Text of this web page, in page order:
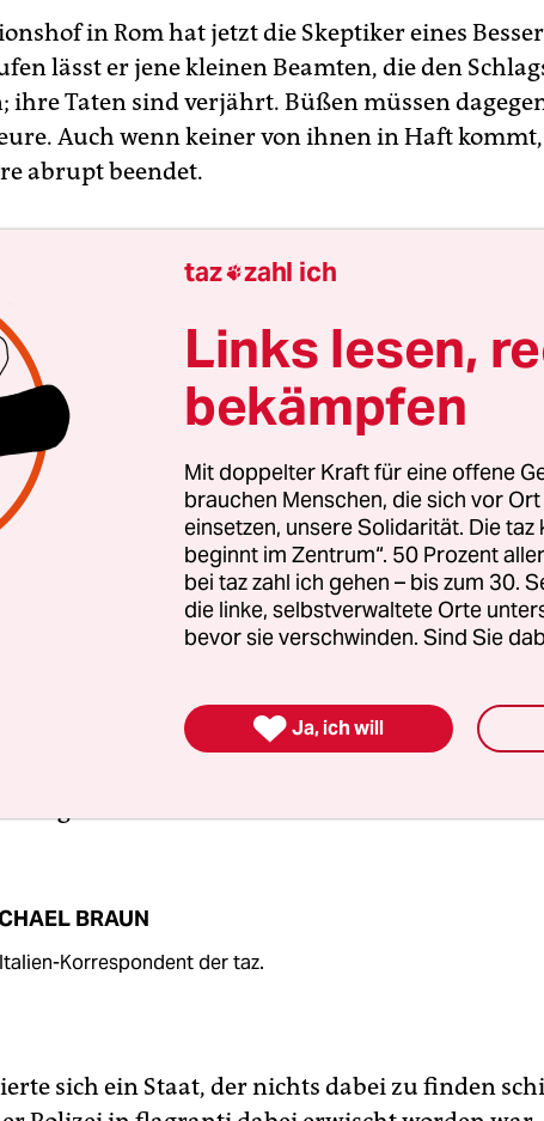
in Rom hat jetzt die Skeptiker eines
lässt er jene kleinen Beamten, die den
ihre Taten sind verjährt. Büßen müssen
Auch wenn keiner von ihnen in Haft
abrupt beendet.
seit jenen heißen und blutigen Julitagen 2001
Statt Strafe nämlich, so schien es, gab es
BRAUN
Korrespondent der taz.
sich ein Staat, der nichts dabei zu finden
taz zahl ich
Links lesen,
bekämpfen
Mit doppelter Kraft für eine offene
brauchen Menschen, die sich vor
einsetzen, unsere Solidarität. Die
beginnt im Zentrum“. 50 Prozent
bei taz zahl ich gehen – bis zum 30.
die linke, selbstverwaltete Orte
bevor sie verschwinden. Sind Sie
 Ja, ich will